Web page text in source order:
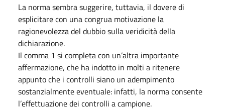
La norma sembra suggerire, tuttavia, il dovere di
esplicitare con una congrua motivazione la
ragionevolezza del dubbio sulla veridicità della
dichiarazione.
Il comma 1 si completa con un’altra importante
affermazione, che ha indotto in molti a ritenere
appunto che i controlli siano un adempimento
sostanzialmente eventuale: infatti, la norma consente
l’effettuazione dei controlli a campione.